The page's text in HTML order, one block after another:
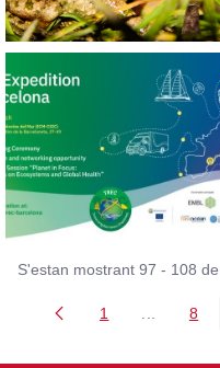
S'estan mostrant 97 - 108
Pàgina
1 Pàgines
8